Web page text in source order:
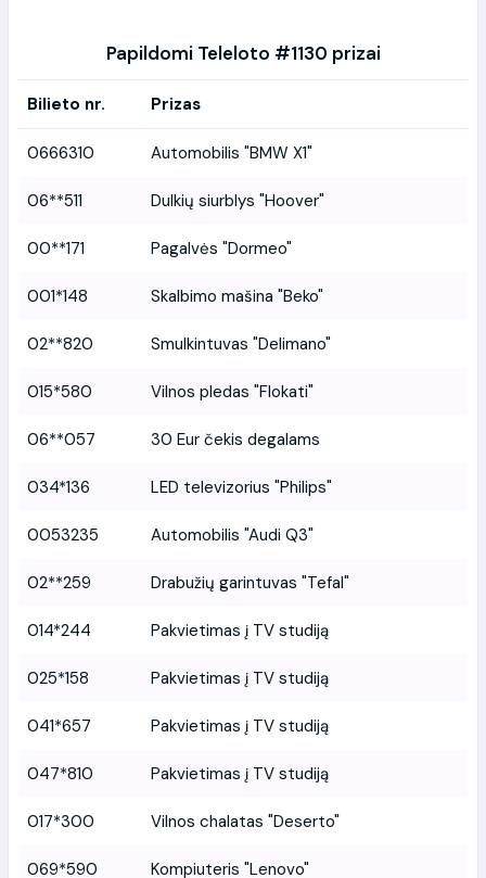
Papildomi Teleloto #1130 prizai
Bilieto nr. Prizas
0666310 Automobilis "BMW X1"
06**511 Dulkių siurblys "Hoover"
00**171 Pagalvės "Dormeo"
001*148 Skalbimo mašina "Beko"
02**820 Smulkintuvas "Delimano"
015*580 Vilnos pledas "Flokati"
06**057 30 Eur čekis degalams
034*136 LED televizorius "Philips"
0053235 Automobilis "Audi Q3"
02**259 Drabužių garintuvas "Tefal"
014*244 Pakvietimas į TV studiją
025*158 Pakvietimas į TV studiją
041*657 Pakvietimas į TV studiją
047*810 Pakvietimas į TV studiją
017*300 Vilnos chalatas "Deserto"
069*590 Kompiuteris "Lenovo"